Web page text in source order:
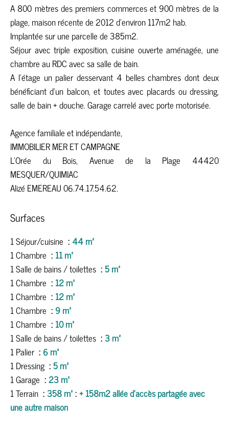
A 800 mètres des premiers commerces et 900 mètres de la
plage, maison récente de 2012 d'environ 117m2 hab.
Implantée sur une parcelle de 385m2.
Séjour avec triple exposition, cuisine ouverte aménagée, une
chambre au RDC avec sa salle de bain.
A l'étage un palier desservant 4 belles chambres dont deux
bénéficiant d'un balcon, et toutes avec placards ou dressing,
salle de bain + douche. Garage carrelé avec porte motorisée.
Agence familiale et indépendante,
IMMOBILIER MER ET CAMPAGNE
L'Orée du Bois, Avenue de la Plage 44420
MESQUER/QUIMIAC
Alizé EMEREAU 06.74.17.54.62.
Surfaces
1 Séjour/cuisine
44 m²
1 Chambre
11 m²
1 Salle de bains / toilettes
5 m²
1 Chambre
12 m²
1 Chambre
12 m²
1 Chambre
9 m²
1 Chambre
10 m²
1 Salle de bains / toilettes
3 m²
1 Palier
6 m²
1 Dressing
5 m²
1 Garage
23 m²
1 Terrain
358 m² + 158m2 allée d'accès partagée avec
une autre maison